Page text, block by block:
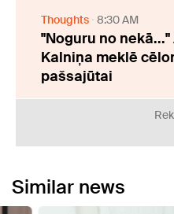
Thoughts 8:30 AM
"Noguru no
Kalniņa meklē
pašsajūtai
Similar news